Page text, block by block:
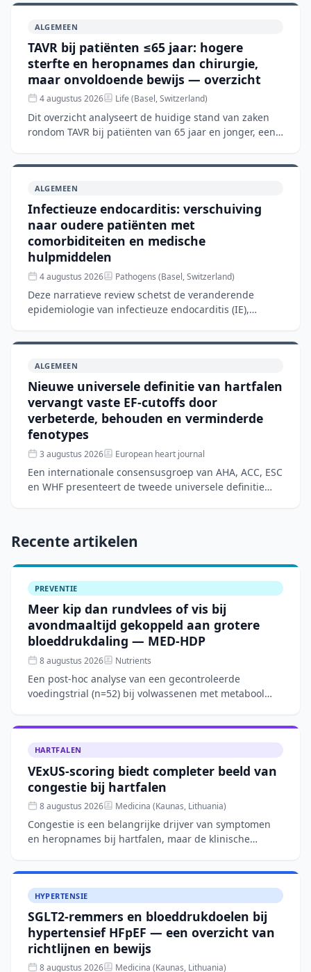
ALGEMEEN
TAVR bij patiënten ≤65 jaar: hogere
sterfte en heropnames dan chirurgie,
maar onvoldoende bewijs — overzicht
4 augustus 2026 Life (Basel, Switzerland)
Dit overzicht analyseert de huidige stand van zaken
rondom TAVR bij patiënten van 65 jaar en jonger, een
ALGEMEEN
Infectieuze endocarditis: verschuiving
naar oudere patiënten met
comorbiditeiten en medische
hulpmiddelen
4 augustus 2026 Pathogens (Basel, Switzerland)
Deze narratieve review schetst de veranderende
epidemiologie van infectieuze endocarditis (IE),
met aangeb
ALGEMEEN
Nieuwe universele definitie van hartfalen
vervangt vaste EF-cutoffs door
verbeterde, behouden en verminderde
fenotypes
3 augustus 2026 European heart journal
Een internationale consensusgroep van AHA, ACC, ESC
en WHF presenteert de tweede universele definitie
Recente artikelen
PREVENTIE
Meer kip dan rundvlees of vis bij
avondmaaltijd gekoppeld aan grotere
bloeddrukdaling — MED-HDP
8 augustus 2026 Nutrients
Een post-hoc analyse van een gecontroleerde
voedingstrial (n=52) bij volwassenen met metabool
dieetpatroon over 12 weken
HARTFALEN
VExUS-scoring biedt completer beeld van
congestie bij hartfalen
8 augustus 2026 Medicina (Kaunas, Lithuania)
Congestie is een belangrijke drijver van symptomen
en heropnames bij hartfalen, maar de klinische
bespreekt
HYPERTENSIE
SGLT2-remmers en bloeddrukdoelen bij
hypertensief HFpEF — een overzicht van
richtlijnen en bewijs
8 augustus 2026 Medicina (Kaunas, Lithuania)